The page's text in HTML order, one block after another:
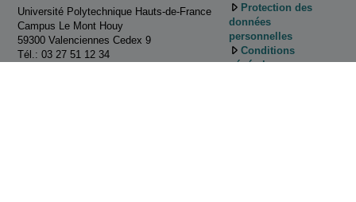
Université Polytechnique Hauts-de-France
Campus Le Mont Houy
59300 Valenciennes Cedex 9
Tél.: 03 27 51 12 34
Protection des
données
personnelles
Conditions
générales